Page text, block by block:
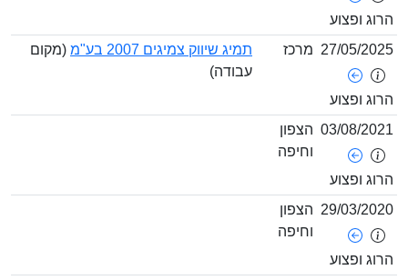
ופצוע
27/05/
ופצוע
מרכז תמיג שיווק צמיגים 2007 בע"מ
(מקום
עבודה)
03/08/
ופצוע
הצפון
וחיפה
29/03/
ופצוע
הצפון
וחיפה